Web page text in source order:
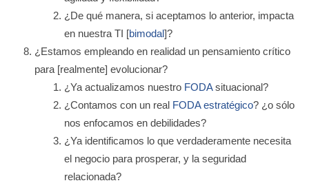
¿De qué manera, si aceptamos lo anterior, impacta
en nuestra TI [bimodal]?
¿Estamos empleando en realidad un pensamiento crítico
para [realmente] evolucionar?
¿Ya actualizamos nuestro FODAsituacional?
¿Contamos con un real FODA estratégico? ¿o sólo
nos enfocamos en debilidades?
¿Ya identificamos lo que verdaderamente necesita
el negocio para prosperar, y la seguridad
relacionada?